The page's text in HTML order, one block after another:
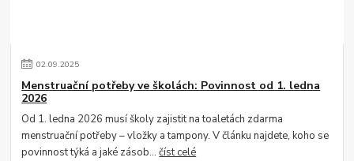
02.09.2025
Menstruační potřeby ve školách: Povinnost od 1. ledna
2026
Od 1. ledna 2026 musí školy zajistit na toaletách zdarma
menstruační potřeby – vložky a tampony. V článku najdete, koho se
povinnost týká a jaké zásob...číst celé